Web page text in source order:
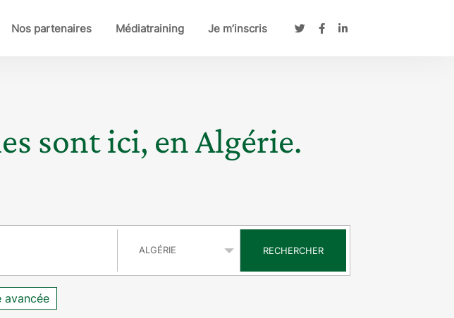
Nos partenaires Médiatraining Je m’inscris
sont ici, en Algérie.
RECHERCHER
avancée